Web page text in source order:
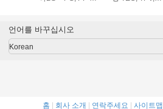
언어를 바꾸십시오
Korean
홈 | 회사 소개 | 연락주세요 | 사이트맵